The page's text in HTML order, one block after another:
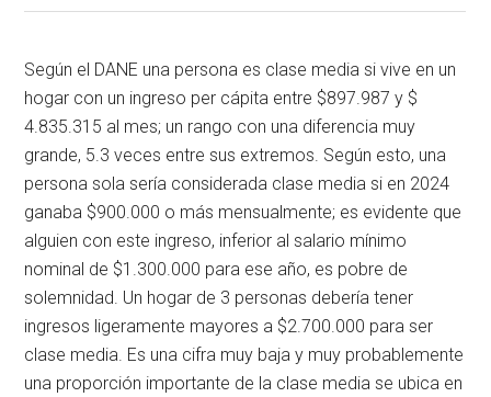
Según el DANE una persona es clase media si vive en un
hogar con un ingreso per cápita entre $897.987 y $
4.835.315 al mes; un rango con una diferencia muy
grande, 5.3 veces entre sus extremos. Según esto, una
persona sola sería considerada clase media si en 2024
ganaba $900.000 o más mensualmente; es evidente que
alguien con este ingreso, inferior al salario mínimo
nominal de $1.300.000 para ese año, es pobre de
solemnidad. Un hogar de 3 personas debería tener
ingresos ligeramente mayores a $2.700.000 para ser
clase media. Es una cifra muy baja y muy probablemente
una proporción importante de la clase media se ubica en